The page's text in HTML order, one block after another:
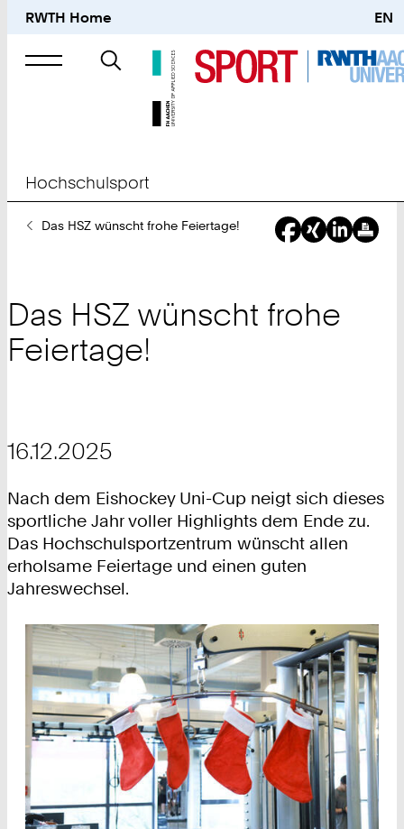
RWTH Home EN
Suche
nach
Hochschulsport
SieDas HSZ wünscht frohe Feiertage!
Das HSZ wünscht frohe
Feiertage!
16.12.2025
Nach dem Eishockey Uni-Cup neigt sich dieses
sportliche Jahr voller Highlights dem Ende zu.
Das Hochschulsportzentrum wünscht allen
erholsame Feiertage und einen guten
Jahreswechsel.